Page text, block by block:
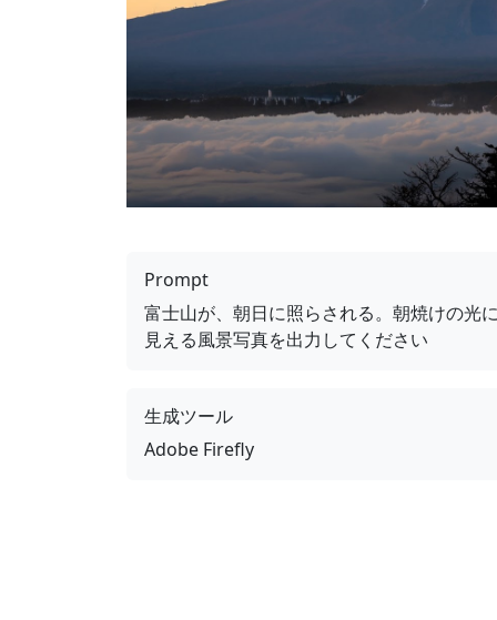
Prompt
富士山が、朝日に照らされる。朝焼けの光
見える風景写真を出力してください
生成ツール
Adobe Firefly